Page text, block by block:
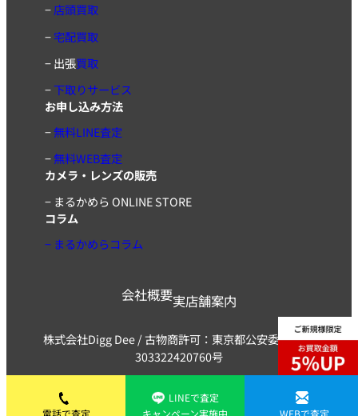
−店頭買取
−宅配買取
−出張買取
−下取りサービス
お申し込み方法
−無料LINE査定
−無料WEB査定
カメラ・レンズの販売
− まるかめら ONLINE STORE
コラム
− まるかめらコラム
会社概要実店舗案内
株式会社Digg Dee / 古物商許可：東京都公安委員会 第
303322420760号
LINEで査定